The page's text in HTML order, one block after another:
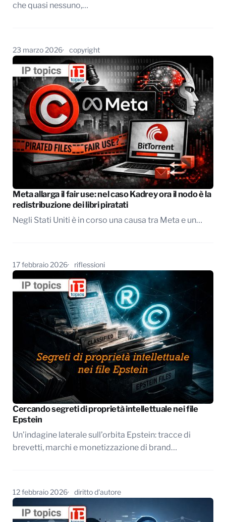
che quasi nessuno,…
23 marzo 2026 copyright
Meta allarga il fair use: nel caso Kadrey ora il nodo è la
redistribuzione dei libri piratati
Negli Stati Uniti è in corso una causa tra Meta e un…
17 febbraio 2026 riflessioni
Cercando segreti di proprietà intellettuale nei file
Epstein
Un’indagine laterale sull’orbita Epstein: tracce di
brevetti, marchi e monetizzazione di brand…
12 febbraio 2026 diritto d'autore